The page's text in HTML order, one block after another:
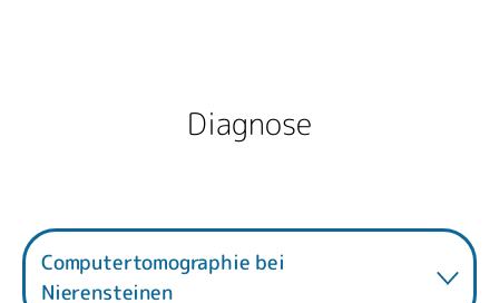
Diagnose
Computertomographie bei
Nierensteinen